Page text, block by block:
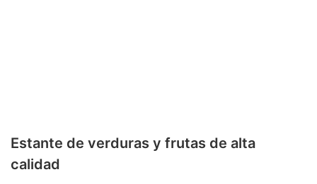
Estante de verduras y frutas de alta
calidad